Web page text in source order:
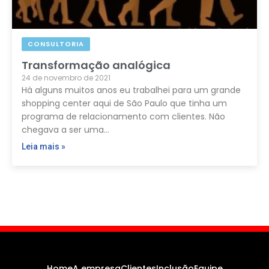
CONSULTORIA
Transformação analógica
24 de novembro de 2021
Há alguns muitos anos eu trabalhei para um grande
shopping center aqui de São Paulo que tinha um
programa de relacionamento com clientes. Não
chegava a ser uma…
Leia mais »